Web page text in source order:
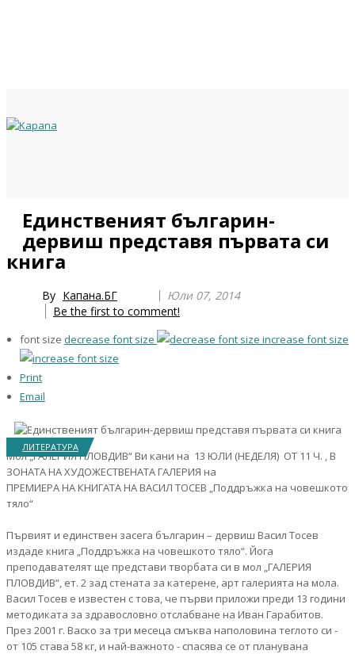
Единственият българин-
дервиш представя първата си
книга
By Капана.БГ
Юли 07, 2014
Be the first to comment!
font size decrease font size increase font size
Print
Email
ЛИТЕРАТУРА
Мол „ГАЛЕРИЯ ПЛОВДИВ“ Ви кани на 13 ЮЛИ (НЕДЕЛЯ) ОТ 11 Ч. , В
ЗОНАТА НА ХУДОЖЕСТВЕНАТА ГАЛЕРИЯ на
ПРЕМИЕРА НА КНИГАТА НА ВАСИЛ ТОСЕВ „Поддръжка на човешкото
тяло“
Първият и единствен засега българин – дервиш Васил Тосев
издаде книга „Поддръжка на човешкото тяло“. Йога
преподавателят ще представи творбата си в мол „ГАЛЕРИЯ
ПЛОВДИВ“, ет. 2 зад стената за катерене, арт галерията на мола.
Васил Тосев е известен с това, че първи приложи преди 13 години
методиката за здравословно отслабване на Иван Гарабитов.
През 2001 г. Васко за три месеца смъква наполовина теглото си -
от 105 става 58 кг, и най-важното - спасява се от планувана
Year
Month
Year
Month